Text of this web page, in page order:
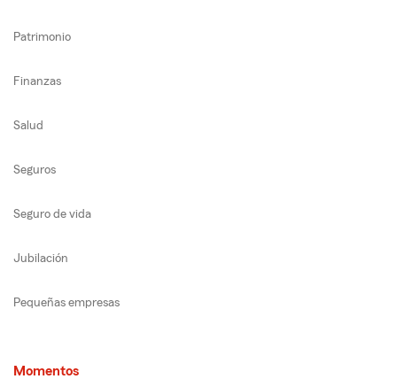
Patrimonio
Finanzas
Salud
Seguros
Seguro de vida
Jubilación
Pequeñas empresas
Momentos